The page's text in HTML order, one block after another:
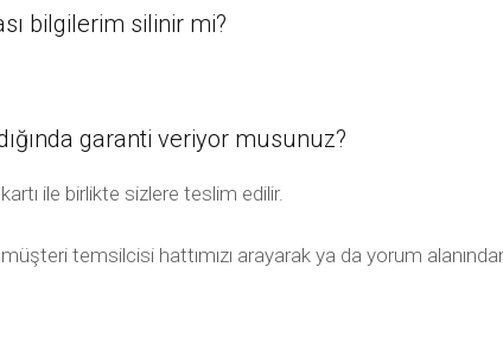
bilgilerim silinir mi?
garanti veriyor musunuz?
ile birlikte sizlere teslim edilir.
temsilcisi hattımızı arayarak ya da yorum